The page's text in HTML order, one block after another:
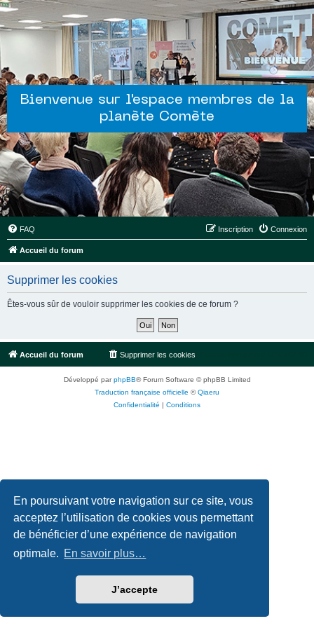
En poursuivant votre navigation sur ce site, vous
acceptez l’utilisation de cookies vous permettant
de bénéficier d’une expérience de navigation
optimale. En savoir plus…
J’accepte
Bienvenue sur l'espace membres de la
planète Comète
FAQ Connexion
Inscription
Accueil du forum
Supprimer les cookies
Êtes-vous sûr de vouloir supprimer les cookies de ce forum ?
Accueil du forum Supprimer les cookies
Développé parphpBB® Forum Software © phpBB Limited
Traduction française officielle ©Qiaeru
Confidentialité | Conditions